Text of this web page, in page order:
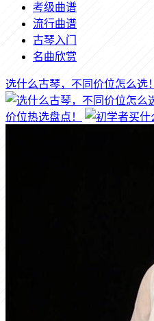
考级曲谱
流行曲谱
古琴入门
名曲欣赏
选什么古琴，不同价位怎么选！
价位热选盘点！